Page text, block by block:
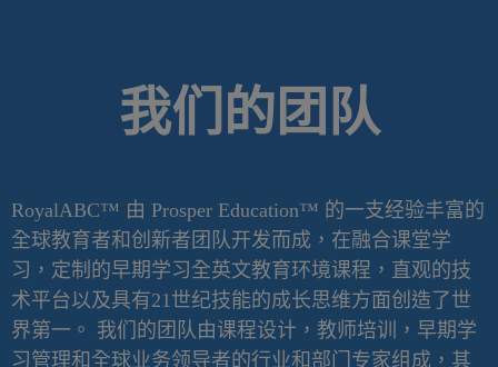
我们的团队
RoyalABC™ 由 Prosper Education™ 的一支经验丰富的
全球教育者和创新者团队开发而成，在融合课堂学
习，定制的早期学习全英文教育环境课程，直观的技
术平台以及具有21世纪技能的成长思维方面创造了世
界第一。 我们的团队由课程设计，教师培训，早期学
习管理和全球业务领导者的行业和部门专家组成，其